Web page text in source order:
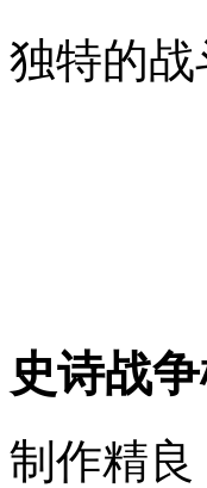
独特的
史诗战
制作精